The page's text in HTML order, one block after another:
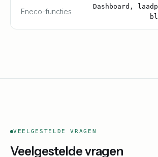
Eneco-functies
Dashboard,
VEELGESTELDE VRAGEN
Veelgestelde vragen